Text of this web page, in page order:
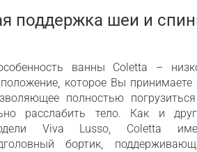
поддержка шеи и
ванны Coletta –
которое Вы принимаете
полностью
расслабить тело. Как и
Viva Lusso, Coletta
бортик,